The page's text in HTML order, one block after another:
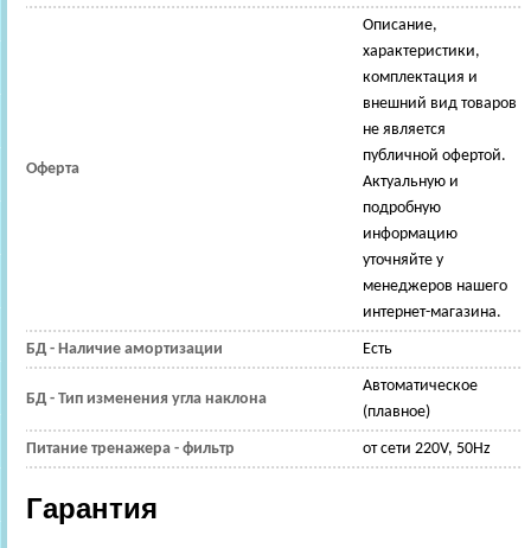
Оферта
Описание,
характеристики,
комплектация и
внешний вид товаров
не является
публичной офертой.
Актуальную и
подробную
информацию
уточняйте у
менеджеров нашего
интернет-магазина.
БД - Наличие амортизации Есть
БД - Тип изменения угла наклона
Автоматическое
(плавное)
Питание тренажера - фильтр от сети 220V, 50Hz
Гарантия